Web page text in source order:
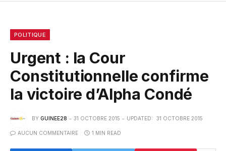
POLITIQUE
Urgent : la Cour
Constitutionnelle confirme
la victoire d’Alpha Condé
BY GUINEE28 31 OCTOBRE 2015 UPDATED: 31 OCTOBRE 2015
AUCUN COMMENTAIRE 1 MIN READ